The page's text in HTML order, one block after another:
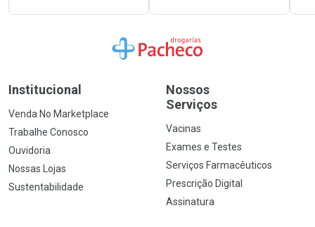
Ir para a Home
Institucional
Venda No Marketplace
Trabalhe Conosco
Ouvidoria
Nossas Lojas
Sustentabilidade
Nossos
Serviços
Vacinas
Exames e Testes
Serviços Farmacêuticos
Prescrição Digital
Assinatura